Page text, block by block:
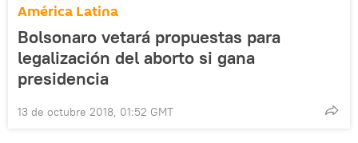
América Latina
Bolsonaro vetará propuestas para
legalización del aborto si gana
presidencia
13 de octubre 2018, 01:52 GMT